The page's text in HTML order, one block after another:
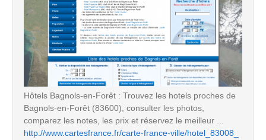
Hôtels Bagnols-en-Forêt : Trouvez les hotels proches de
Bagnols-en-Forêt (83600), consulter les photos,
comparez les notes, les prix et réservez le meilleur ...
http://www.cartesfrance.fr/carte-france-ville/hotel_83008_